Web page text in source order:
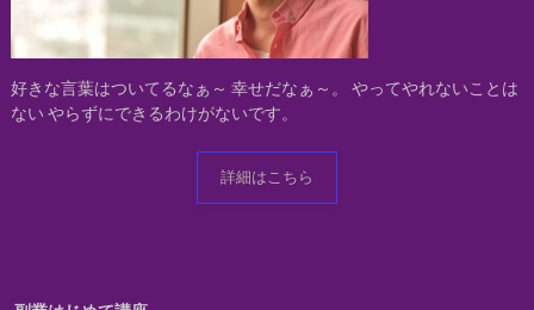
好きな言葉はついてるなぁ～ 幸せだなぁ～。
やってやれないことは
ない やらずにできるわけがないです。
詳細はこちら